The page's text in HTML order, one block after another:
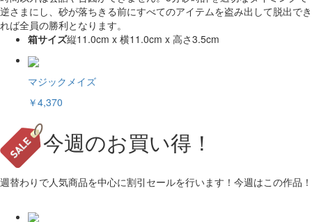
逆さまにし、砂が落ちきる前にすべてのアイテムを盗み出して脱出でき
れば全員の勝利となります。
箱サイズ縦11.0cm x 横11.0cm x 高さ3.5cm
マジックメイズ
￥4,370
今週のお買い得！
週替わりで人気商品を中心に割引セールを行います！今週はこの作品！